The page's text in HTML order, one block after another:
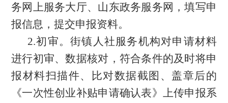
务网上服务大厅、山东政务服务网，填写申
报信息，提交申报资料。
2.初审。街镇人社服务机构对申请材料
进行初审、数据核对，符合条件的及时将申
报材料扫描件、比对数据截图、盖章后的
《一次性创业补贴申请确认表》上传申报系